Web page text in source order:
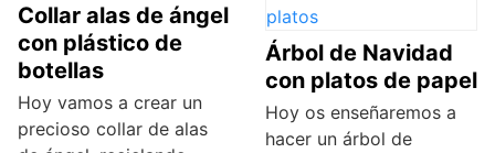
Collar alas de ángel
con plástico de
botellas
Hoy vamos a crear un
precioso collar de alas
Árbol de Navidad
con platos de papel
Hoy os enseñaremos a
hacer un árbol de